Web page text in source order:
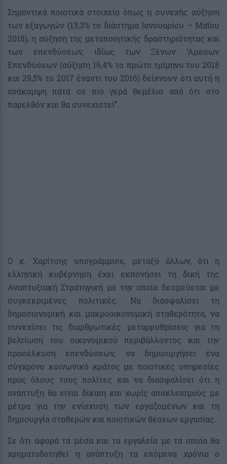
Σημαντικά ποιοτικά στοιχεία όπως η συνεχής αύξηση
των εξαγωγών (13,3% το διάστημα Ιανουαρίου – Μαΐου
2018), η αύξηση της μεταποιητικής δραστηριότητας και
των επενδύσεων, ιδίως των Ξένων ‘Αμεσων
Επενδύσεων (αύξηση 16,4% το πρώτο τρίμηνο του 2018
και 29,5% το 2017 έναντι του 2016) δείχνουν ότι αυτή η
ανάκαμψη πατά σε πιο γερά θεμέλια από ότι στο
παρελθόν και θα συνεχιστεί”.
Ο κ. Χαρίτσης υπογράμμισε, μεταξύ άλλων, ότι η
ελληνική κυβέρνηση έχει εκπονήσει τη δική της
Αναπτυξιακή Στρατηγική με την οποία δεσμεύεται με
συγκεκριμένες πολιτικές. Να διασφαλίσει τη
δημοσιονομική και μακροοικονομική σταθερότητα, να
συνεχίσει τις διαρθρωτικές μεταρρυθμίσεις για τη
βελτίωση του οικονομικού περιβάλλοντος και την
προσέλκυση επενδύσεων, να δημιουργήσει ένα
σύγχρονο κοινωνικό κράτος με ποιοτικές υπηρεσίες
προς όλους τους πολίτες και να διασφαλίσει ότι η
ανάπτυξη θα είναι δίκαιη και χωρίς αποκλεισμούς με
μέτρα για την ενίσχυση των εργαζομένων και τη
δημιουργία σταθερών και ποιοτικών θέσεων εργασίας.
Σε ότι αφορά τα μέσα και τα εργαλεία με τα οποία θα
χρηματοδοτηθεί η ανάπτυξη τα επόμενα χρόνια ο